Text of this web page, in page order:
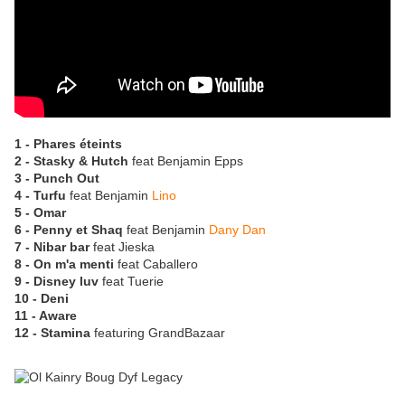
1 - Phares éteints
2 - Stasky & Hutch feat Benjamin Epps
3 - Punch Out
4 - Turfu feat Benjamin Lino
5 - Omar
6 - Penny et Shaq feat Benjamin Dany Dan
7 - Nibar barfeat Jieska
8 - On m'a menti feat Caballero
9 - Disney luv feat Tuerie
10 - Deni
11 - Aware
12 - Stamina featuring GrandBazaar